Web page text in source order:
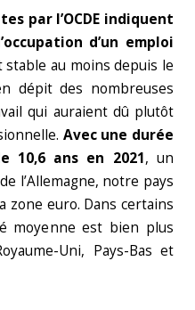
par l’OCDE indiquent
d’un emploi
stable au moins depuis le
dépit des nombreuses
qui auraient dû plutôt
Avec une durée
10,6 ans en 2021, un
l’Allemagne, notre pays
zone euro. Dans certains
moyenne est bien plus
Uni, Pays-Bas et